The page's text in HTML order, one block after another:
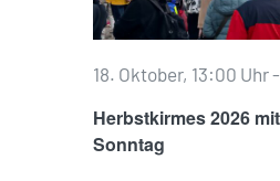
Herbstkirmes 2026
Sonntag
18. Oktober, 13:00 Uhr-